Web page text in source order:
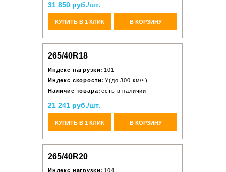
31 850 руб./шт.
КУПИТЬ В 1 КЛИК В КОРЗИНУ
265/40R18
Индекс нагрузки: 101
Индекс скорости: Y(до 300 км/ч)
Наличие товара: есть в наличии
21 241 руб./шт.
КУПИТЬ В 1 КЛИК В КОРЗИНУ
265/40R20
Индекс нагрузки: 104